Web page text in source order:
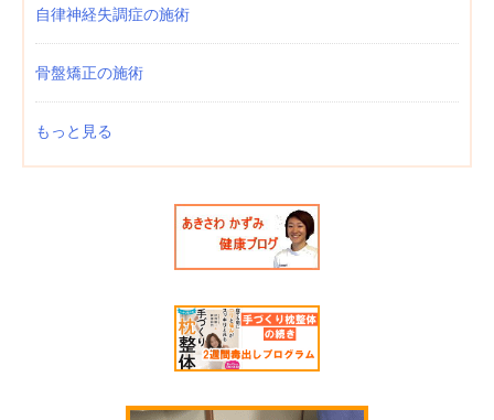
自律神経失調症の施術
骨盤矯正の施術
もっと見る